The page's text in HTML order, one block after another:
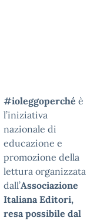
#ioleggoperché è
l’iniziativa
nazionale di
educazione e
promozione della
lettura organizzata
dall’Associazione
Italiana Editori,
resa possibile dal